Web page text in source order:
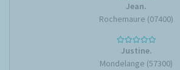
Jean.
Rochemaure (07400)
Justine.
Mondelange (57300)